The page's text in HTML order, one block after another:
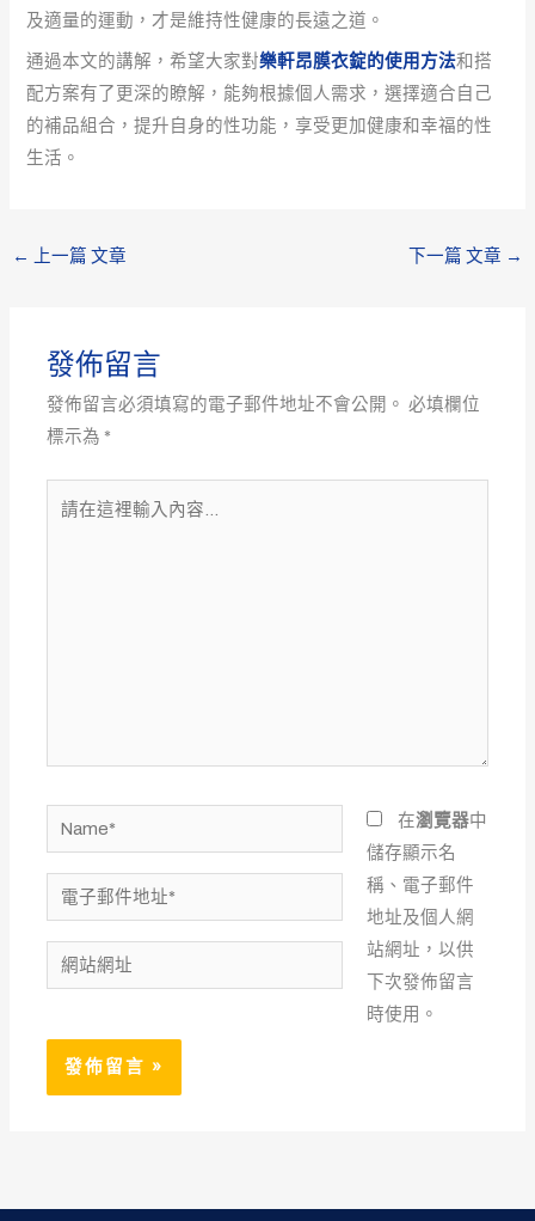
及適量的運動，才是維持性健康的長遠之道。
通過本文的講解，希望大家對樂軒昂膜衣錠的使用方法和搭
配方案有了更深的瞭解，能夠根據個人需求，選擇適合自己
的補品組合，提升自身的性功能，享受更加健康和幸福的性
生活。
← 上一篇 文章 下一篇 文章 →
發佈留言
發佈留言必須填寫的電子郵件地址不會公開。 必填欄位
標示為 *
Name*
電
子
郵
件
網
站
在瀏覽器中
儲存顯示名
稱、電子郵件
地址及個人網
站網址，以供
下次發佈留言
時使用。